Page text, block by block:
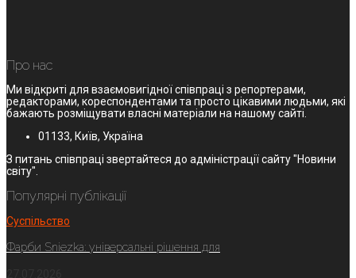
Про нас
Ми відкриті для взаємовигідної співпраці з репортерами,
редакторами, кореспондентами та просто цікавими людьми, які
бажають розміщувати власні матеріали на нашому сайті.
01133, Київ, Україна
З питань співпраці звертайтеся до адміністрації сайту "Новини
світу".
Популярні публікації
Суспільство
Фарби Sniezka: універсальні рішення для